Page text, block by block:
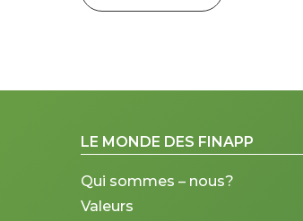
LE MONDE DES FINAPP
Qui sommes – nous?
Valeurs